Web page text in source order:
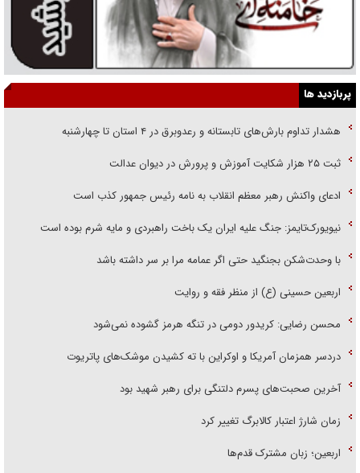
پربازدید ها
هشدار تداوم بارش‌های تابستانه و رعدوبرق در ۴ استان تا چهارشنبه
ثبت ۲۵ هزار شکایت آموزش و پرورش در دیوان عدالت
ادعای واکنش رهبر معظم انقلاب به نامه رئیس جمهور کذب است
نیویورک‌تایمز: جنگ علیه ایران یک باخت راهبردی و مایه شرم بوده است
با وحدت‌شکن بجنگید حتی اگر عمامه مرا بر سر داشته باشد
اربعین حسینی (ع) از منظر فقه و روایت
محسن رضایی: کریدور دومی در تنگه هرمز گشوده نمی‌شود
دردسر همزمان آمریکا و اوکراین با ته کشیدن موشک‌های پاتریوت
آخرین صحبت‌های پسرم دلتنگی برای رهبر شهید بود
زمان شارژ اعتبار کالابرگ تغییر کرد
اربعین؛ زبان مشترک قدم‌ها